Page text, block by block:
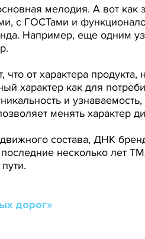
мелодия. А вот как
с ГОСТами и
Например, еще одним
от характера
характер как для
и
менять характер
состава, ДНК
несколько лет
дорог»